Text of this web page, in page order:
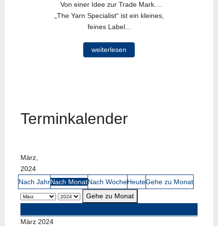
Von einer Idee zur Trade Mark....
„The Yarn Specialist“ ist ein kleines,
feines Label...
weiterlesen
Terminkalender
März,
2024
Nach JahrNach MonatNach WocheHeuteGehe zu Monat
Gehe zu Monat
März 2024